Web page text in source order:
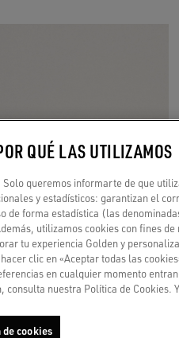
QUÉ LAS UTILIZAMOS
Solo queremos informarte de que
y estadísticos: garantizan el
de forma estadística (las
utilizamos cookies con fines
tu experiencia Golden y
clic en «Aceptar todas las
en cualquier momento
consulta nuestra Política de Cookies.
cookies